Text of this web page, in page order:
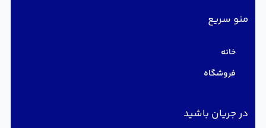
منو سریع
خانه
فروشگاه
در جریان باشید